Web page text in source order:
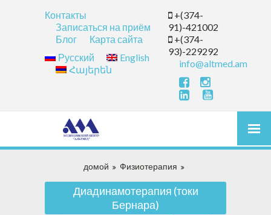
Контакты
Записаться на приём
Блог
Карта сайта
Русский
English
Հայերեն
+(374-
91)-421002
+(374-
93)-229292
info@altmed.am
домой Физиотерапия
Диадинамотерапия (токи
Бернара)